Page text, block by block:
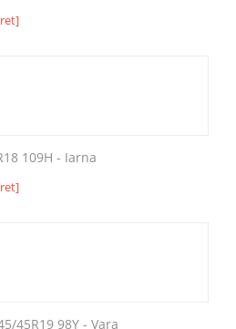
109H - Iarna
45R19 98Y - Vara